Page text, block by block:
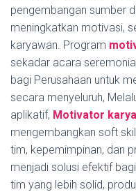
pengembangan sumber
meningkatkan motivasi,
karyawan. Program
sekadar acara
bagi Perusahaan untuk
secara menyeluruh,
aplikatif, Motivator
mengembangkan soft
tim, kepemimpinan, dan
menjadi solusi efektif
tim yang lebih solid,